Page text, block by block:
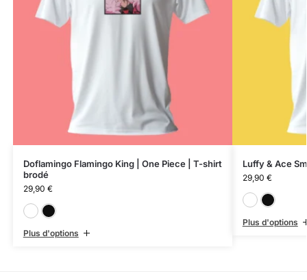
Doflamingo Flamingo King | One Piece | T-shirt
brodé
29,90 €
Plus d'options
Luffy & Ace
29,90 €
Plus d'options